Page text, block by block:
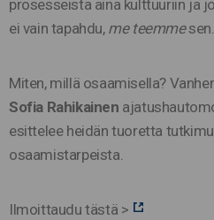
prosesseista aina kulttuuriin ja
ei vain tapahdu, me teemmesen.
Miten, millä osaamisella?
Sofia Rahikainen
esittelee heidän tuoretta
osaamistarpeista.
Ilmoittaudu tästä >